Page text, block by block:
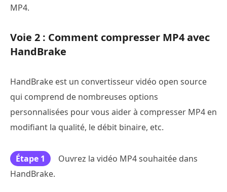
MP4.
Voie 2 : Comment compresser MP4 avec
HandBrake
HandBrake est un convertisseur vidéo open source
qui comprend de nombreuses options
personnalisées pour vous aider à compresser MP4 en
modifiant la qualité, le débit binaire, etc.
Étape 1
Ouvrez la vidéo MP4 souhaitée dans
HandBrake.